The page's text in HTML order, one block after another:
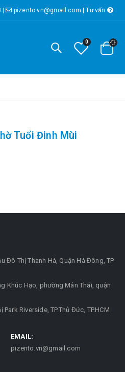
| pizento.vn@gmail.com |Tư vấn
0
Tuổi Đinh Mùi
Đô Thị Thanh Hà, Quận Hà Đông, TP
Khúc Hạo, phường Mân Thái, quận
Park Riverside, TP.Thủ Đức, TP.HCM
EMAIL:
pizento.vn@gmail.com